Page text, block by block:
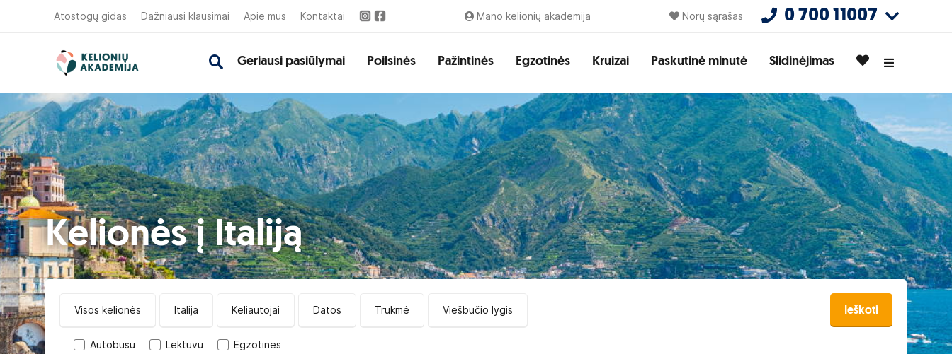
Atostogų gidas Dažniausi klausimai Apie mus Kontaktai Mano kelionių akademija Norų sąrašas 0 700 11007
Geriausi pasiūlymai Poilsinės Pažintinės Egzotinės Kruizai Paskutinė minutė Slidinėjimas
Kelionės į Italiją
Visos kelionės Italija Keliautojai Datos Trukmė Viešbučio lygis
Autobusu Lėktuvu Egzotinės
Ieškoti